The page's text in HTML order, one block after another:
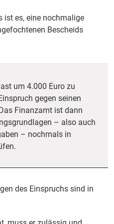
ist es, eine nochmalige
Bescheids
um 4.000 Euro zu
gegen seinen
Finanzamt ist dann
– also auch
– nochmals in
des Einspruchs sind in